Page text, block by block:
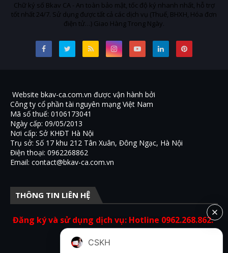
Chữ ký số Bkav CA - An toàn bảo mật, tốc độ ký nhanh nhất, hỗ trợ
tốt nhất 24/7. Sử dụng được tất cả các dịch vụ (Thuế, BHXH, Hóa đơn
điện tử…) Giao Hàng Trong Ngày.
Website bkav-ca.com.vn được vận hành bởi
Công ty cổ phần tài nguyên mạng Việt Nam
Mã số thuế: 0106173041
Ngày cấp: 09/05/2013
Nơi cấp: Sở KHĐT Hà Nội
Trụ sở: Số 17 khu 212 Tân Xuân, Đông Ngạc, Hà Nội
Điện thoại: 0962268862
Email: contact@bkav-ca.com.vn
THÔNG TIN LIÊN HỆ
Đăng ký và sử dụng dịch vụ: Hotline 0962.268.862.
Hỗ trợ kỹ thuật: 19001854.
CSKH